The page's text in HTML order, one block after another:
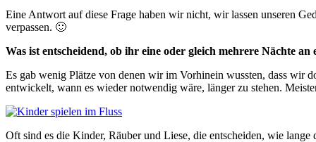
Eine Antwort auf diese Frage haben wir nicht, wir lassen unseren
verpassen. 🙂
Was ist entscheidend, ob ihr eine oder gleich mehrere Nächte
Es gab wenig Plätze von denen wir im Vorhinein wussten, dass wir
entwickelt, wann es wieder notwendig wäre, länger zu stehen.
Oft sind es die Kinder, Räuber und Liese, die entscheiden, wie